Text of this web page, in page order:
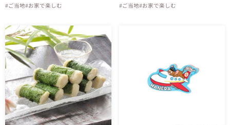
#ご当地#お家で楽しむ #ご当地#お家で楽しむ